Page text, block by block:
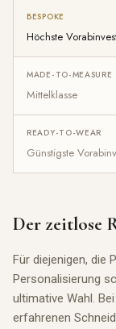
Höchste
Mittelklasse
Günstigste
Der zeitlose
Für diejenigen, die
Personalisierung
ultimative Wahl.
erfahrenen